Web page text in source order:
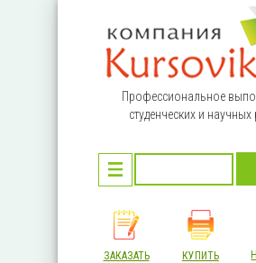
Профессиональное
студенческих и научных
ЗАКАЗАТЬ
КУПИТЬ